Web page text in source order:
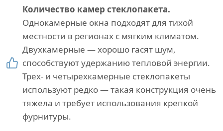
Количество камер стеклопакета.
Однокамерные окна подходят для тихой
местности в регионах с мягким климатом.
Двухкамерные — хорошо гасят шум,
способствуют удержанию тепловой энергии.
Трех- и четырехкамерные стеклопакеты
используют редко — такая конструкция очень
тяжела и требует использования крепкой
фурнитуры.